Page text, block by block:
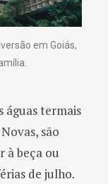
em Goiás,
águas termais
são
à beça ou
de julho.